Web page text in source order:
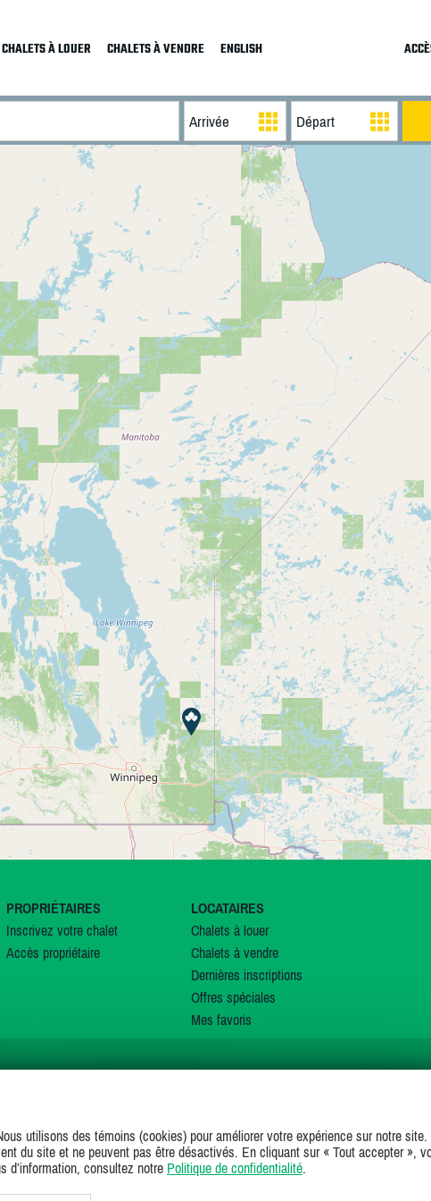
CHALETS À LOUER CHALETS À VENDRE ENGLISH
PROPRIÉTAIRES
Inscrivez votre chalet
Accès propriétaire
LOCATAIRES
Chalets à louer
Chalets à vendre
Dernières inscriptions
Offres spéciales
Mes favoris
SUIVEZ-NOUS SUR
utilisons des témoins (cookies) pour améliorer votre expérience sur notre site.
du site et ne peuvent pas être désactivés. En cliquant sur « Tout accepter »,
d’information, consultez notre Politique de confidentialité.